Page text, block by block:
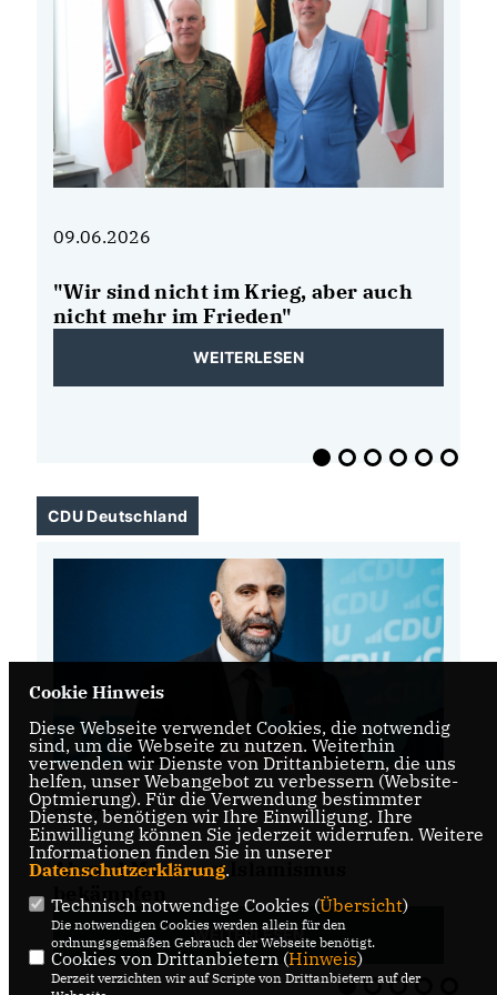
Sonsbeck CDU# Jahreshauptversammlung
TeamCDU#heimatgestaltenmitherzundverstand
09.06.2026
"Wir sind nicht im Krieg, aber auch
nicht mehr im Frieden"
WEITERLESEN
CDU Deutschland
31.07.2026
Ahmad Mansour: Islamismus
bekämpfen
WEITERLESEN
Cookie Hinweis
Diese Webseite verwendet Cookies, die notwendig
sind, um die Webseite zu nutzen. Weiterhin
verwenden wir Dienste von Drittanbietern, die uns
helfen, unser Webangebot zu verbessern (Website-
Optmierung). Für die Verwendung bestimmter
Dienste, benötigen wir Ihre Einwilligung. Ihre
Einwilligung können Sie jederzeit widerrufen. Weitere
Informationen finden Sie in unserer
Datenschutzerklärung.
Technisch notwendige Cookies (Übersicht)
Die notwendigen Cookies werden allein für den
ordnungsgemäßen Gebrauch der Webseite benötigt.
Cookies von Drittanbietern (Hinweis)
Derzeit verzichten wir auf Scripte von Drittanbietern auf der